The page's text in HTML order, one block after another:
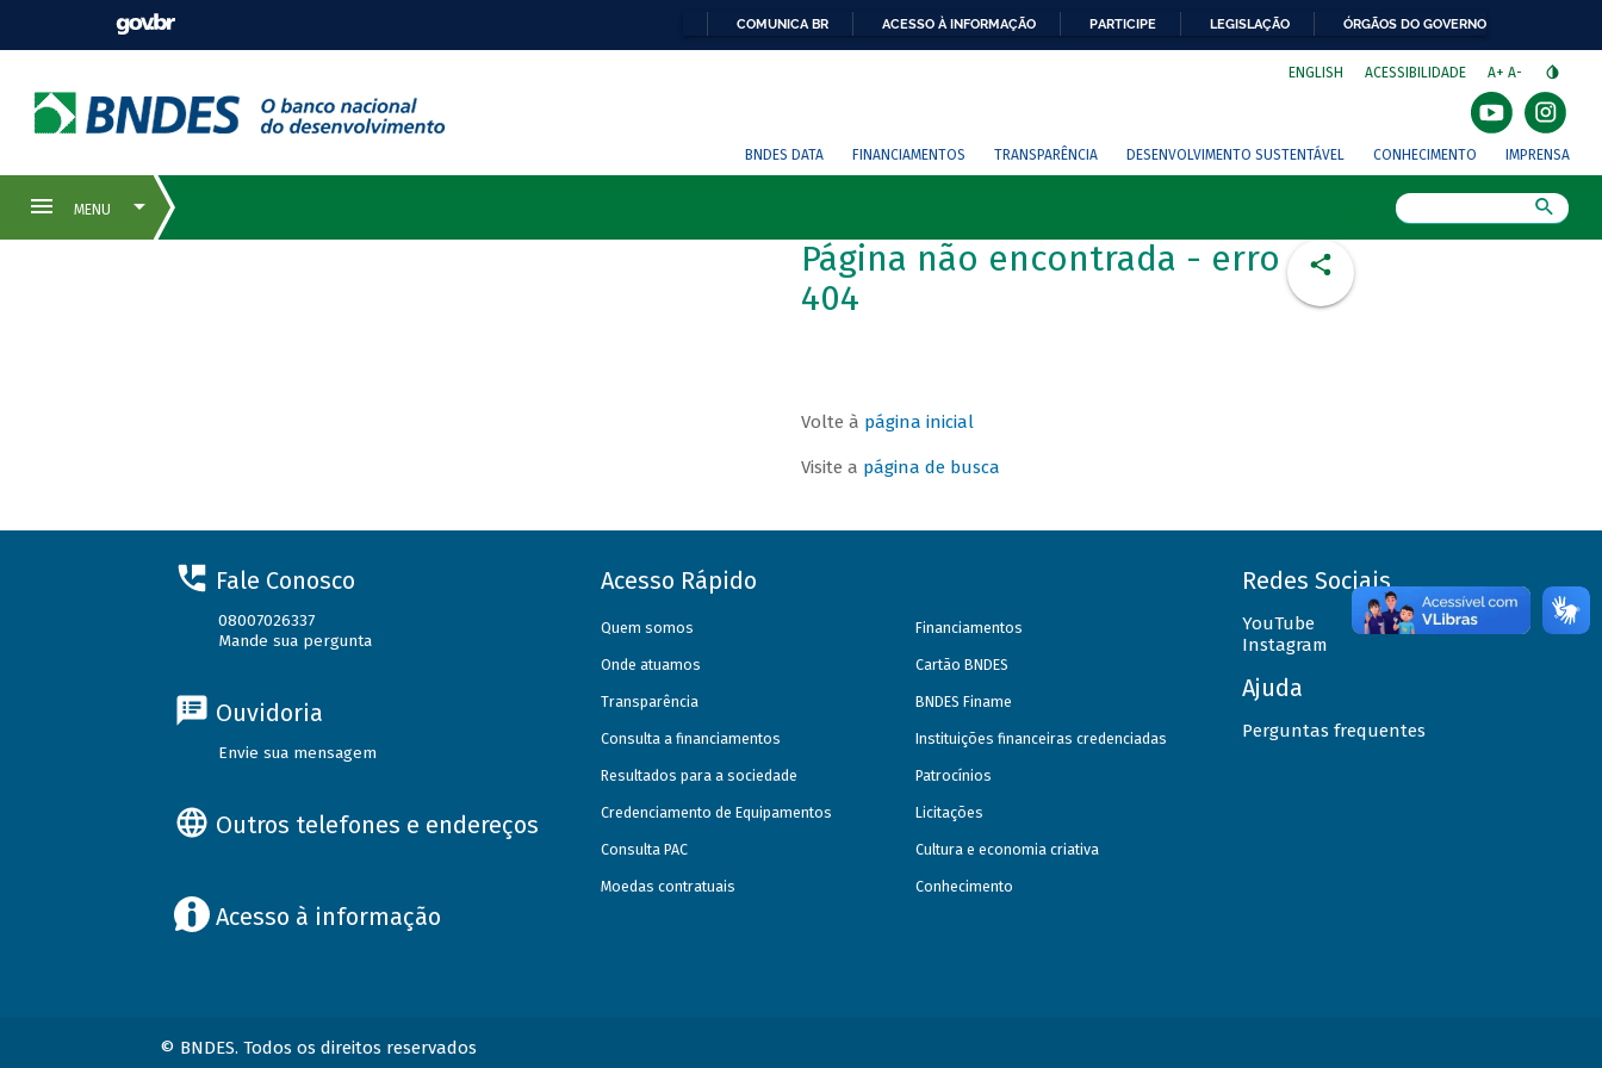
COMUNICA BR ACESSO À INFORMAÇÃO PARTICIPE LEGISLAÇÃO ÓRGÃOS DO GOVERNO
ENGLISH ACESSIBILIDADE A+ A-
BNDES DATA FINANCIAMENTOS TRANSPARÊNCIA DESENVOLVIMENTO SUSTENTÁVEL CONHECIMENTO IMPRENSA
Página não encontrada - erro
404
Volte à página inicial
Visite a página de busca
Fale Conosco
08007026337
Mande sua pergunta
Ouvidoria
Envie sua mensagem
Outros telefones e endereços
Acesso à informação
Acesso Rápido
Quem somos
Onde atuamos
Transparência
Consulta a financiamentos
Resultados para a sociedade
Credenciamento de Equipamentos
Consulta PAC
Moedas contratuais
Financiamentos
Cartão BNDES
BNDES Finame
Instituições financeiras credenciadas
Patrocínios
Licitações
Cultura e economia criativa
Conhecimento
Redes Sociais
YouTube
Instagram
Ajuda
Perguntas frequentes
© BNDES. Todos os direitos reservados